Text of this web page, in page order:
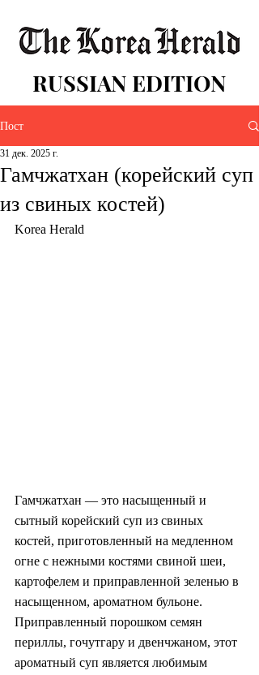
RUSSIAN EDITION
Пост
Гамчжатхан (корейский суп
из свиных костей)
31 дек. 2025 г.
Korea Herald
Гамчжатхан — это насыщенный и
сытный корейский суп из свиных
костей, приготовленный на медленном
огне с нежными костями свиной шеи,
картофелем и приправленной зеленью в
насыщенном, ароматном бульоне.
Приправленный порошком семян
периллы, гочутгару и двенчжаном, этот
ароматный суп является любимым